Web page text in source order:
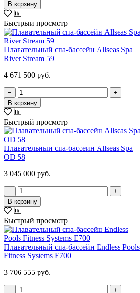
В корзину
Быстрый просмотр
Плавательный спа-бассейн Allseas Spa
River Stream 59
4 671 500 руб.
−
+
В корзину
Быстрый просмотр
Плавательный спа-бассейн Allseas Spa
OD 58
3 045 000 руб.
−
+
В корзину
Быстрый просмотр
Плавательный спа-бассейн Endless Pools
Fitness Systems E700
3 706 555 руб.
−
+